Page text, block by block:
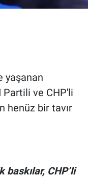
yaşanan
Partili ve CHP'li
henüz bir tavır
CHP’li